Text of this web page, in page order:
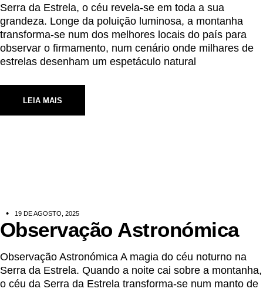
Serra da Estrela, o céu revela-se em toda a sua
grandeza. Longe da poluição luminosa, a montanha
transforma-se num dos melhores locais do país para
observar o firmamento, num cenário onde milhares de
estrelas desenham um espetáculo natural
LEIA MAIS
19 DE AGOSTO, 2025
Observação Astronómica
Observação Astronómica A magia do céu noturno na
Serra da Estrela. Quando a noite cai sobre a montanha,
o céu da Serra da Estrela transforma-se num manto de